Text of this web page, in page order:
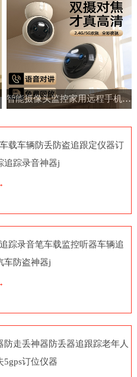
智能摄像头监控家用远程手机带语音360度高清夜视室内无线免插电
载车辆防丢防盗追跟定仪器订
追踪录音神器j
踪录音笔车载监控听器车辆追
车防盗神器j
防走丢神器防丢器追跟踪老年人
5gps订位仪器